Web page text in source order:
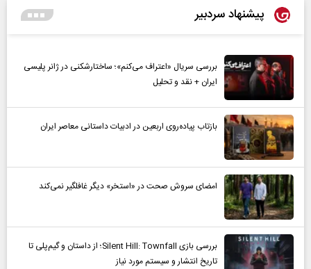
پیشنهاد سردبیر
بررسی سریال «اعتراف می‌کنم»؛ ساختارشکنی در ژانر پلیسی
ایران + نقد و تحلیل
بازتاب پیاده‌روی اربعین در ادبیات داستانی معاصر ایران
امضای سروش صحت در «استخر» دیگر غافلگیر نمی‌کند
بررسی بازی Silent Hill: Townfall؛ از داستان و گیم‌پلی تا
تاریخ انتشار و سیستم مورد نیاز